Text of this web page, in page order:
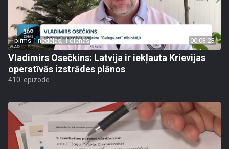
pirms 1 nedēļas, 1 dienas 00:03:23
Vladimirs Osečkins: Latvija ir iekļauta Krievijas
operatīvās izstrādes plānos
410. epizode